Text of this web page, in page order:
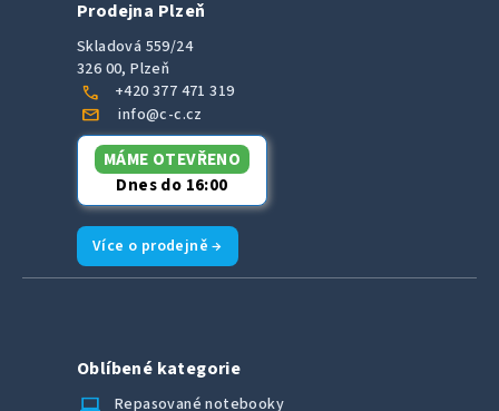
Prodejna Plzeň
Skladová 559/24
326 00, Plzeň
call +420 377 471 319
mail info@c-c.cz
MÁME OTEVŘENO
Dnes do 16:00
Více o prodejně →
Oblíbené kategorie
laptop_chromebook
Repasované notebooky